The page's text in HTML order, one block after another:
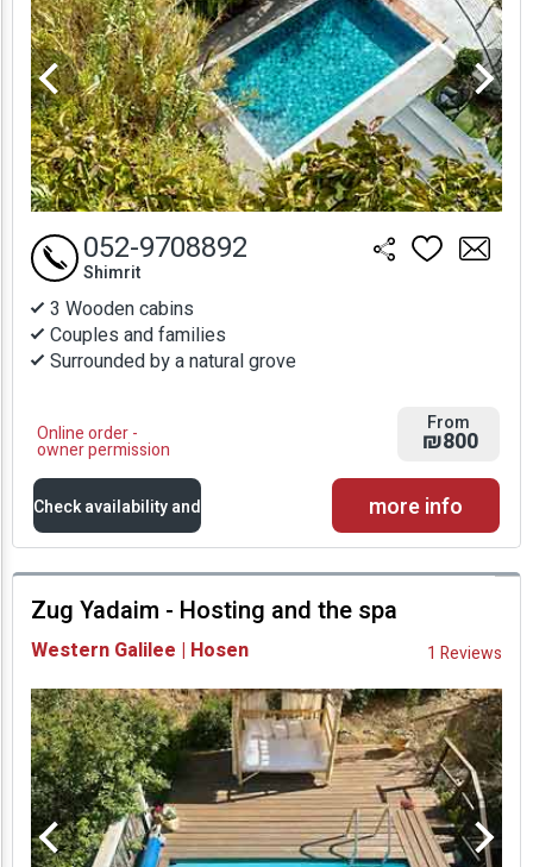
3 Wooden cabins
Couples and families
Surrounded by a natural grove
Online order -
owner permission
052-9708892
Shimrit
From
₪800
Check availability and
prices
Availability and
Prices
more info
Zug Yadaim - Hosting and the spa
Western Galilee | Hosen 1 Reviews